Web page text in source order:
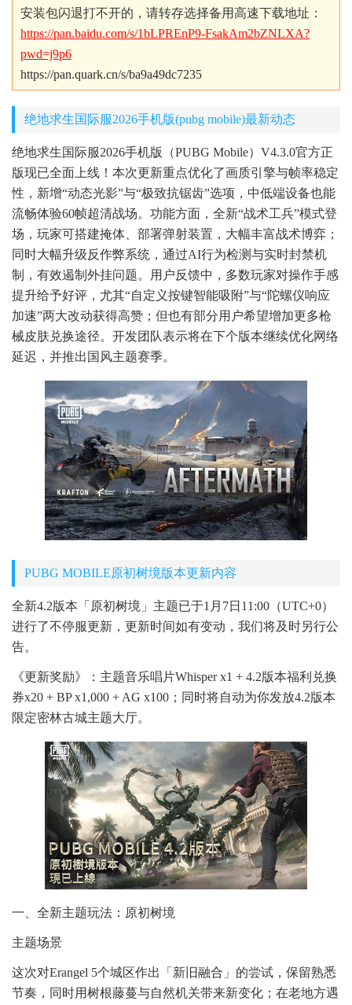
安装包闪退打不开的，请转存选择备用高速下载地址：
https://pan.baidu.com/s/1bLPREnP9-FsakAm2bZNLXA?
pwd=j9p6
https://pan.quark.cn/s/ba9a49dc7235
绝地求生国际服2026手机版(pubg mobile)最新动态
绝地求生国际服2026手机版（PUBG Mobile）V4.3.0官方正
版现已全面上线！本次更新重点优化了画质引擎与帧率稳定
性，新增“动态光影”与“极致抗锯齿”选项，中低端设备也能
流畅体验60帧超清战场。功能方面，全新“战术工兵”模式登
场，玩家可搭建掩体、部署弹射装置，大幅丰富战术博弈；
同时大幅升级反作弊系统，通过AI行为检测与实时封禁机
制，有效遏制外挂问题。用户反馈中，多数玩家对操作手感
提升给予好评，尤其“自定义按键智能吸附”与“陀螺仪响应
加速”两大改动获得高赞；但也有部分用户希望增加更多枪
械皮肤兑换途径。开发团队表示将在下个版本继续优化网络
延迟，并推出国风主题赛季。
PUBG MOBILE原初树境版本更新内容
全新4.2版本「原初树境」主题已于1月7日11:00（UTC+0）
进行了不停服更新，更新时间如有变动，我们将及时另行公
告。
《更新奖励》：主题音乐唱片Whisper x1 + 4.2版本福利兑换
券x20 + BP x1,000 + AG x100；同时将自动为你发放4.2版本
限定密林古城主题大厅。
一、全新主题玩法：原初树境
主题场景
这次对Erangel 5个城区作出「新旧融合」的尝试，保留熟悉
节奏，同时用树根藤蔓与自然机关带来新变化；在老地方遇